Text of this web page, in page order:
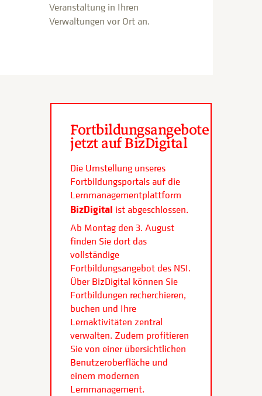
Veranstaltung in Ihren
Verwaltungen vor Ort an.
Fortbildungsangebote
jetzt auf BizDigital
Die Umstellung unseres
Fortbildungsportals auf die
Lernmanagementplattform
BizDigital ist abgeschlossen.
Ab Montag den 3. August
finden Sie dort das
vollständige
Fortbildungsangebot des NSI.
Über BizDigital können Sie
Fortbildungen recherchieren,
buchen und Ihre
Lernaktivitäten zentral
verwalten. Zudem profitieren
Sie von einer übersichtlichen
Benutzeroberfläche und
einem modernen
Lernmanagement.